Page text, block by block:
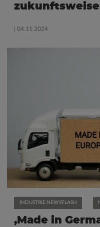
| 04.11.2024
INDUSTRIE NEWSFLASH
‚Made in